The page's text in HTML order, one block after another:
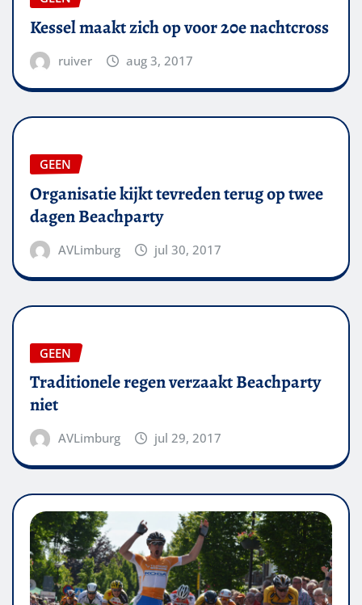
Kessel maakt zich op voor 20e nachtcross
ruiver aug 3, 2017
GEEN
Organisatie kijkt tevreden terug op twee
dagen Beachparty
AVLimburg jul 30, 2017
GEEN
Traditionele regen verzaakt Beachparty
niet
AVLimburg jul 29, 2017